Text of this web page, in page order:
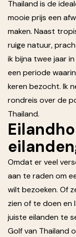
Thailand is de
mooie prijs een
maken. Naast
ruige natuur,
ik bijna twee jaar
een periode
keren bezocht. Ik
rondreis over de
Thailand.
Omdat er veel
aan te raden om
wilt bezoeken. Of
zien of te doen en
juiste eilanden te
Golf van Thailand